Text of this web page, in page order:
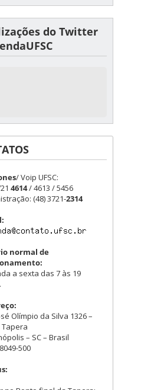
do Twitter
/ Voip UFSC:
4614/ 4613 / 5456
(48) 3721-2314
normal de
a sexta das 7 às 19
Olímpio da Silva 1326 –
– SC – Brasil
500